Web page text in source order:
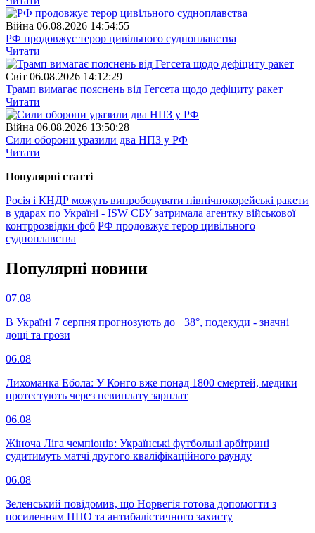
Війна 06.08.2026 14:54:55
РФ продовжує терор цивільного судноплавства
Читати
Свiт 06.08.2026 14:12:29
Трамп вимагає пояснень від Гегсета щодо дефіциту ракет
Читати
Війна 06.08.2026 13:50:28
Сили оборони уразили два НПЗ у РФ
Читати
Популярнi статтi
Росія і КНДР можуть випробовувати північнокорейські ракети
в ударах по Україні - ISW СБУ затримала агентку військової
контррозвідки фсб РФ продовжує терор цивільного
судноплавства
Популярнi новини
07.08
В Україні 7 серпня прогнозують до +38°, подекуди - значні
дощі та грози
06.08
Лихоманка Ебола: У Конго вже понад 1800 смертей, медики
протестують через невиплату зарплат
06.08
Жіноча Ліга чемпіонів: Українські футбольні арбітрині
судитимуть матчі другого кваліфікаційного раунду
06.08
Зеленський повідомив, що Норвегія готова допомогти з
посиленням ППО та антибалістичного захисту